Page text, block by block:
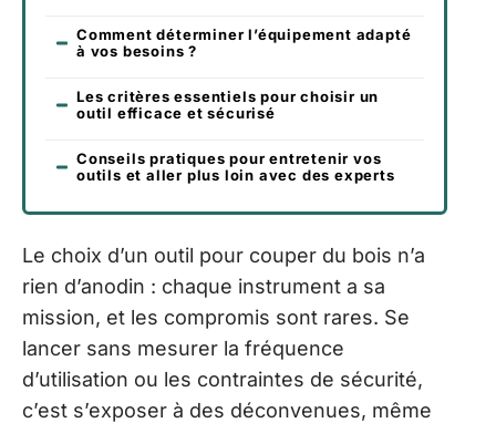
Comment déterminer l’équipement adapté
à vos besoins ?
Les critères essentiels pour choisir un
outil efficace et sécurisé
Conseils pratiques pour entretenir vos
outils et aller plus loin avec des experts
Le choix d’un outil pour couper du bois n’a
rien d’anodin : chaque instrument a sa
mission, et les compromis sont rares. Se
lancer sans mesurer la fréquence
d’utilisation ou les contraintes de sécurité,
c’est s’exposer à des déconvenues, même